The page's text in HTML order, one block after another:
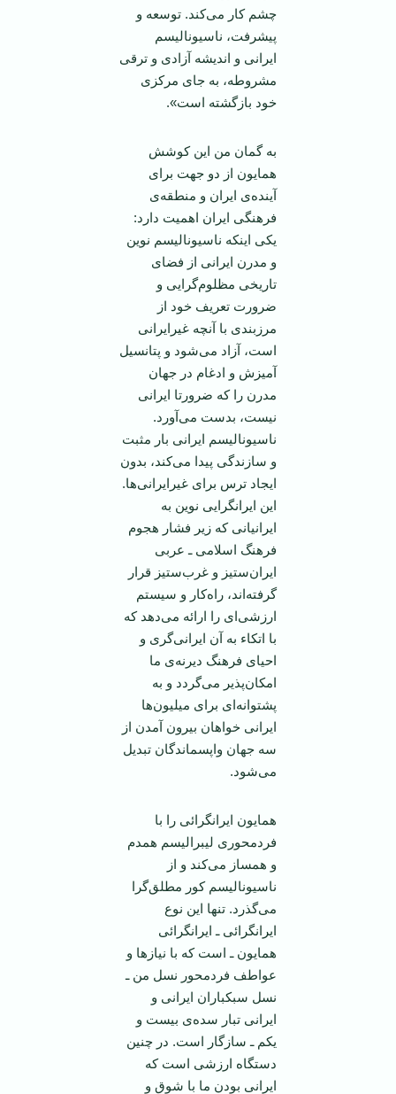
چشم کار می‌کند. توسعه و
پیشرفت، ناسیونالیسم
ایرانی و اندیشه آزادی و ترقی
مشروطه، به جای مرکزی
خود بازگشته است».
به گمان من این کوشش
همایون از دو جهت برای
آینده‌ی ایران و منطقه‌ی
فرهنگی ایران اهمیت دارد:
یکی اینکه ناسیونالیسم نوین
و مدرن ایرانی از فضای
تاریخی مظلوم‌گرایی و
ضرورت تعریف خود از
مرزبندی با آنچه غیرایرانی
است، آزاد می‌شود و پتانسیل
آمیزش و ادغام در جهان
مدرن را که ضرورتا ایرانی
نیست، بدست می‌آورد.
ناسیونالیسم ایرانی بار مثبت
و سازندگی پیدا می‌کند، بدون
ایجاد ترس برای غیرایرانی‌ها.
این ایرانگرایی نوین به
ایرانیانی که زیر فشار هجوم
فرهنگ اسلامی ـ عربی
ایران‌ستیز و غرب‌ستیز قرار
گرفته‌اند، راه‌کار و سیستم
ارزشی‌ای را ارائه می‌دهد که
با اتکاء به آن ایرانی‌گری و
احیای فرهنگ دیرنه‌ی ما
امکان‌پذیر می‌گردد و به
پشتوانه‌ای برای میلیون‌ها
ایرانی خواهان بیرون آمدن از
سه جهان واپسماندگان تبدیل
می‌شود.
همایون ایرانگرائی را با
فردمحوری لیبرالیسم همدم
و همساز می‌کند و از
ناسیونالیسم کور مطلق‌گرا
می‌گذرد. تنها این نوع
ایرانگرائی ـ ایرانگرائی
همایون ـ است که با نیازها و
عواطف فردمحور نسل من ـ
نسل سبکباران ایرانی و
ایرانی تبار سده‌ی بیست و
یکم ـ سازگار است. در چنین
دستگاه ارزشی است که
ایرانی بودن ما با شوق و